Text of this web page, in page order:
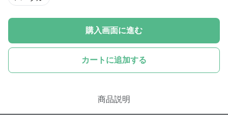
購入画面に進む
カートに追加する
商品説明